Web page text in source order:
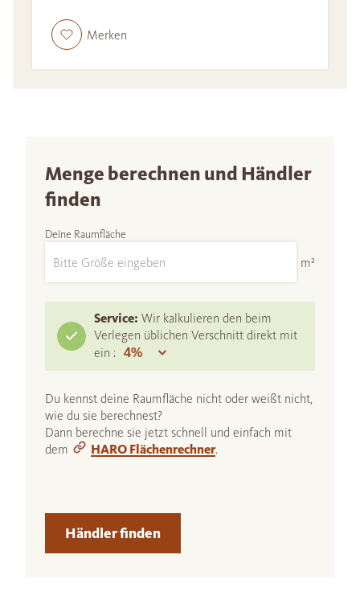
Merken
Menge berechnen und Händler
finden
Deine Raumfläche
m²
Service: Wir kalkulieren den beim
Verlegen üblichen Verschnitt direkt mit
ein :
Du kennst deine Raumfläche nicht oder weißt nicht,
wie du sie berechnest?
Dann berechne sie jetzt schnell und einfach mit
dem
HARO Flächenrechner.
Händler finden